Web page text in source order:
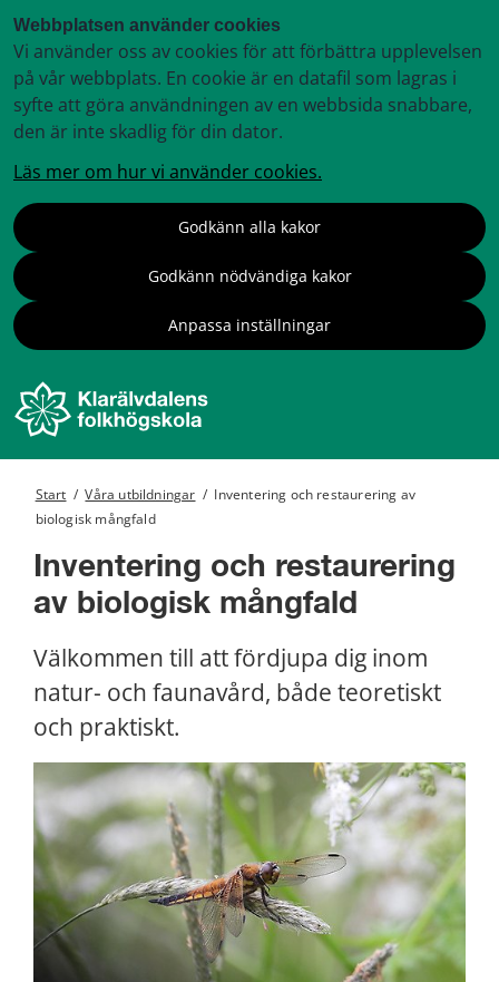
Webbplatsen använder cookies
Vi använder oss av cookies för att förbättra upplevelsen
på vår webbplats. En cookie är en datafil som lagras i
syfte att göra användningen av en webbsida snabbare,
den är inte skadlig för din dator.
Läs mer om hur vi använder cookies.
Godkänn alla kakor
Godkänn nödvändiga kakor
Anpassa inställningar
Start / Våra utbildningar / Inventering och restaurering av
biologisk mångfald
Inventering och restaurering
av biologisk mångfald
Välkommen till att fördjupa dig inom
natur- och faunavård, både teoretiskt
och praktiskt.